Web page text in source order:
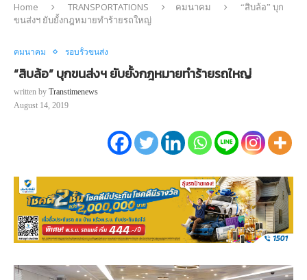
Home TRANSPORTATIONS คมนาคม
“สิบล้อ” บุก
ขนส่งฯ ยับยั้งกฎหมายทำร้ายรถใหญ่
คมนาคม รอบรั้วขนส่ง
“สิบล้อ” บุกขนส่งฯ ยับยั้งกฎหมายทำร้ายรถใหญ่
written by Transtimenews
August 14, 2019